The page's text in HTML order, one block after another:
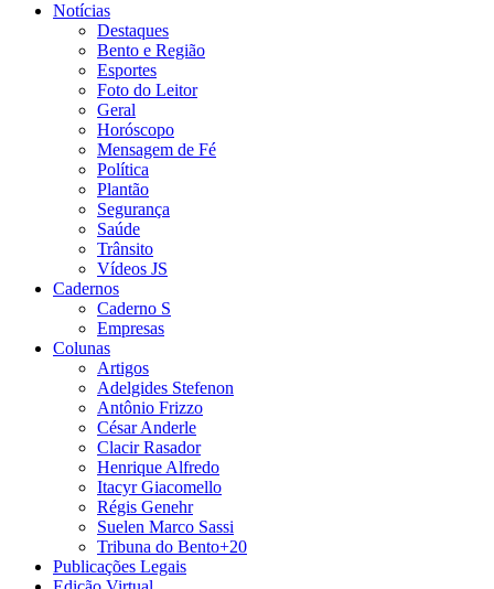
Notícias
Destaques
Bento e Região
Esportes
Foto do Leitor
Geral
Horóscopo
Mensagem de Fé
Política
Plantão
Segurança
Saúde
Trânsito
Vídeos JS
Cadernos
Caderno S
Empresas
Colunas
Artigos
Adelgides Stefenon
Antônio Frizzo
César Anderle
Clacir Rasador
Henrique Alfredo
Itacyr Giacomello
Régis Genehr
Suelen Marco Sassi
Tribuna do Bento+20
Publicações Legais